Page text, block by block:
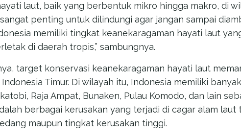
laut, baik yang berbentuk mikro hingga makro, di
penting untuk dilindungi agar jangan sampai
memiliki tingkat keanekaragaman hayati laut
di daerah tropis,” sambungnya.
target konservasi keanekaragaman hayati laut
Timur. Di wilayah itu, Indonesia memiliki
Raja Ampat, Bunaken, Pulau Komodo, dan lain
berbagai kerusakan yang terjadi di cagar alam laut
maupun tingkat kerusakan tinggi.